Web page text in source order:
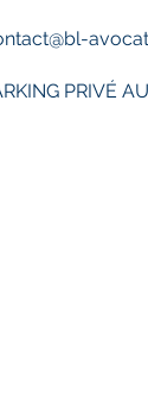
PRIVÉ